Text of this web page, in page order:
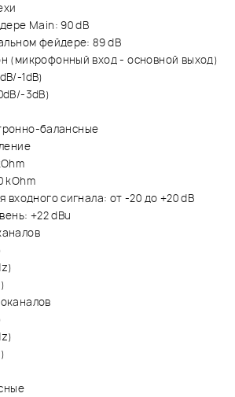
Main: 90 dB
фейдере: 89 dB
(микрофонный вход - основной выход)
1dB)
3dB)
балансные
входного сигнала: от -20 до +20 dB
+22 dBu